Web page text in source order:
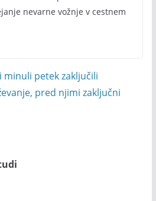
nevarne vožnje v cestnem
minuli petek zaključili
pred njimi zaključni